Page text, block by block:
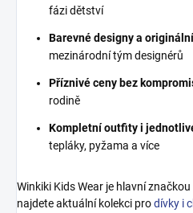
fázi dětství
Barevné designy a
mezinárodní tým designérů
Příznivé ceny bez
rodině
Kompletní outfity i
tepláky, pyžama a více
Winkiki Kids Wear je hlavní
najdete aktuální kolekci prodívky i